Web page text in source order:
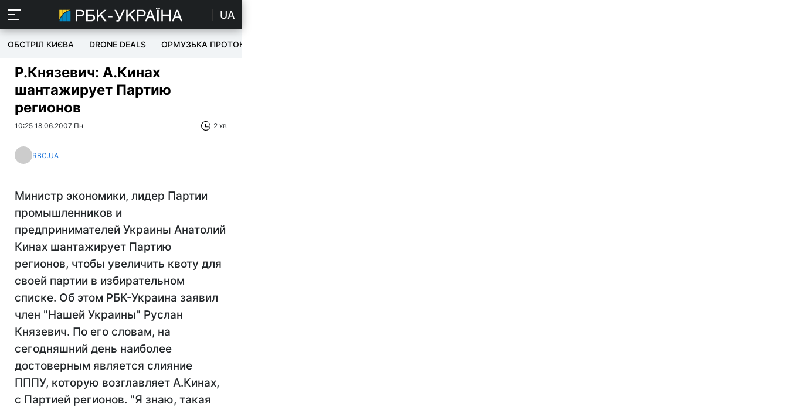
UA
ОБСТРІЛ КИЄВА DRONE DEALS ОРМУЗЬКА ПРОТОКА
Р.Князевич: А.Кинах
шантажирует Партию
регионов
10:25 18.06.2007 Пн 2 хв
RBC.UA
Министр экономики, лидер Партии
промышленников и
предпринимателей Украины Анатолий
Кинах шантажирует Партию
регионов, чтобы увеличить квоту для
своей партии в избирательном
списке. Об этом РБК-Украина заявил
член "Нашей Украины" Руслан
Князевич. По его словам, на
сегодняшний день наиболее
достоверным является слияние
ПППУ, которую возглавляет А.Кинах,
с Партией регионов. "Я знаю, такая